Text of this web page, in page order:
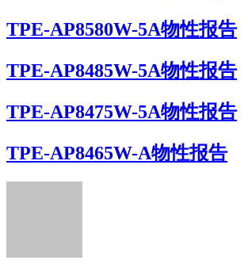
TPE-AP8580W-5A物性报告
TPE-AP8485W-5A物性报告
TPE-AP8475W-5A物性报告
TPE-AP8465W-A物性报告